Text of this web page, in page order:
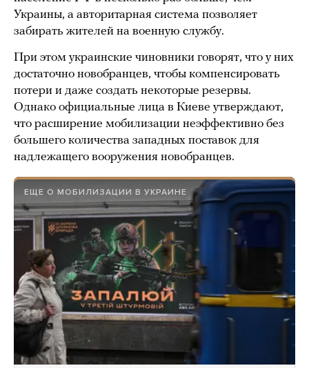
Украины, а авторитарная система позволяет
забирать жителей на военную службу.
При этом украинские чиновники говорят, что у них
достаточно новобранцев, чтобы компенсировать
потери и даже создать некоторые резервы.
Однако официальные лица в Киеве утверждают,
что расширение мобилизации неэффективно без
большего количества западных поставок для
надлежащего вооружения новобранцев.
ЕЩЕ О МОБИЛИЗАЦИИ В УКРАИНЕ